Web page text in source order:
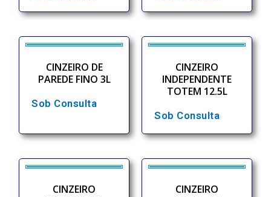
CINZEIRO DE
PAREDE FINO 3L
Sob Consulta
CINZEIRO
INDEPENDENTE
TOTEM 12.5L
Sob Consulta
CINZEIRO
CINZEIRO